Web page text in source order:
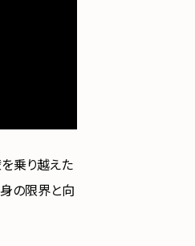
乗り越えた
身の限界と向